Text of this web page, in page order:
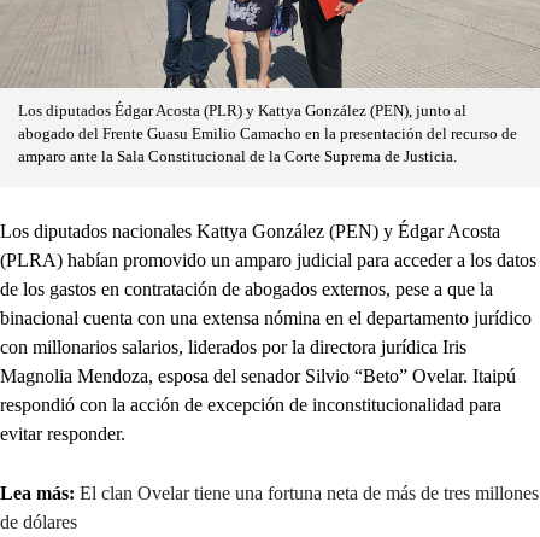
Los diputados Édgar Acosta (PLR) y Kattya González (PEN), junto al
abogado del Frente Guasu Emilio Camacho en la presentación del recurso de
amparo ante la Sala Constitucional de la Corte Suprema de Justicia.
Los diputados nacionales Kattya González (PEN) y Édgar Acosta
(PLRA) habían promovido un amparo judicial para acceder a los datos
de los gastos en contratación de abogados externos, pese a que la
binacional cuenta con una extensa nómina en el departamento jurídico
con millonarios salarios, liderados por la directora jurídica Iris
Magnolia Mendoza, esposa del senador Silvio “Beto” Ovelar. Itaipú
respondió con la acción de excepción de inconstitucionalidad para
evitar responder.
Lea más: El clan Ovelar tiene una fortuna neta de más de tres millones
de dólares